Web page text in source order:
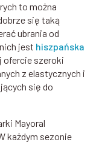
to można
się taką
ubrania od
jest hiszpańska
ofercie szeroki
z elastycznych i
się do
Mayoral
każdym sezonie